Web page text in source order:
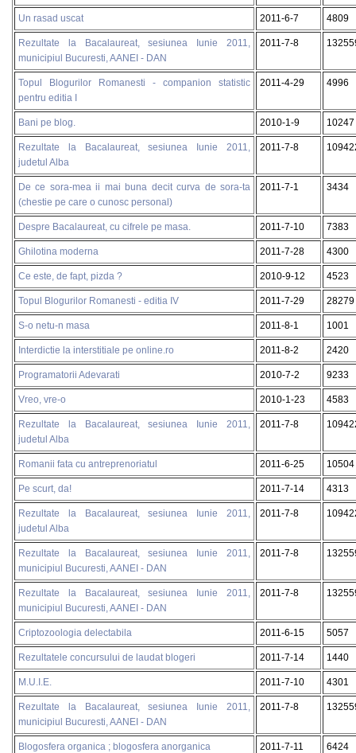
Un rasad uscat 2011-6-7 4809
Rezultate la Bacalaureat, sesiunea Iunie 2011,
municipiul Bucuresti, AANEI - DAN
2011-7-8
Topul Blogurilor Romanesti - companion statistic
pentru editia I
2011-4-29 4996
Bani pe blog. 2010-1-9 10247
Rezultate la Bacalaureat, sesiunea Iunie 2011,
judetul Alba
2011-7-8
De ce sora-mea ii mai buna decit curva de sora-ta
(chestie pe care o cunosc personal)
2011-7-1 3434
Despre Bacalaureat, cu cifrele pe masa. 2011-7-10 7383
Ghilotina moderna 2011-7-28 4300
Ce este, de fapt, pizda ? 2010-9-12 4523
Topul Blogurilor Romanesti - editia IV 2011-7-29 28279
S-o netu-n masa 2011-8-1 1001
Interdictie la interstitiale pe online.ro 2011-8-2 2420
Programatorii Adevarati 2010-7-2 9233
Vreo, vre-o 2010-1-23 4583
Rezultate la Bacalaureat, sesiunea Iunie 2011,
judetul Alba
2011-7-8
Romanii fata cu antreprenoriatul 2011-6-25 10504
Pe scurt, da! 2011-7-14 4313
Rezultate la Bacalaureat, sesiunea Iunie 2011,
judetul Alba
2011-7-8
Rezultate la Bacalaureat, sesiunea Iunie 2011,
municipiul Bucuresti, AANEI - DAN
2011-7-8
Rezultate la Bacalaureat, sesiunea Iunie 2011,
municipiul Bucuresti, AANEI - DAN
2011-7-8
Criptozoologia delectabila 2011-6-15 5057
Rezultatele concursului de laudat blogeri 2011-7-14 1440
M.U.I.E. 2011-7-10 4301
Rezultate la Bacalaureat, sesiunea Iunie 2011,
municipiul Bucuresti, AANEI - DAN
2011-7-8
Blogosfera organica ; blogosfera anorganica 2011-7-11 6424